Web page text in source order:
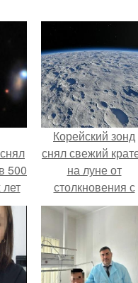
500
Корейский зонд
снял свежий
на луне от
столкновения с
обломком Falcon